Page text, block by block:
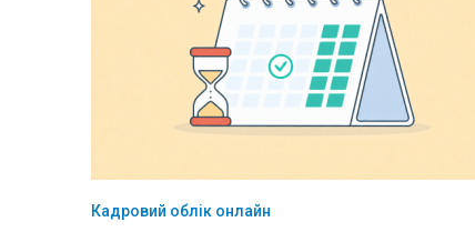
Кадровий облік онлайн